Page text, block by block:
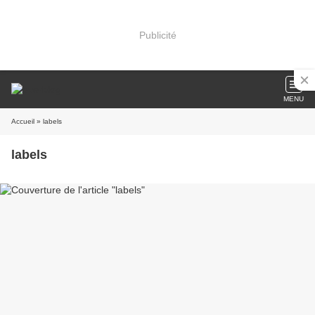
Publicité
MENU
Accueil » labels
labels